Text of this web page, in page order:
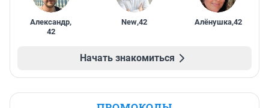
Александр,
42
New,42 Алёнушка,42
Начать знакомиться